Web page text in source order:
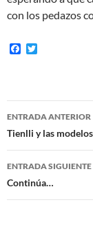
con los pedazos
F
o
o
e
r
Navegación
de
entradas
ENTRADA ANTERIOR
Tienlli y las
ENTRADA SIGUIENTE
Continúa…